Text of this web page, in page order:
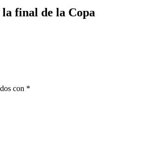
final de la Copa
con *